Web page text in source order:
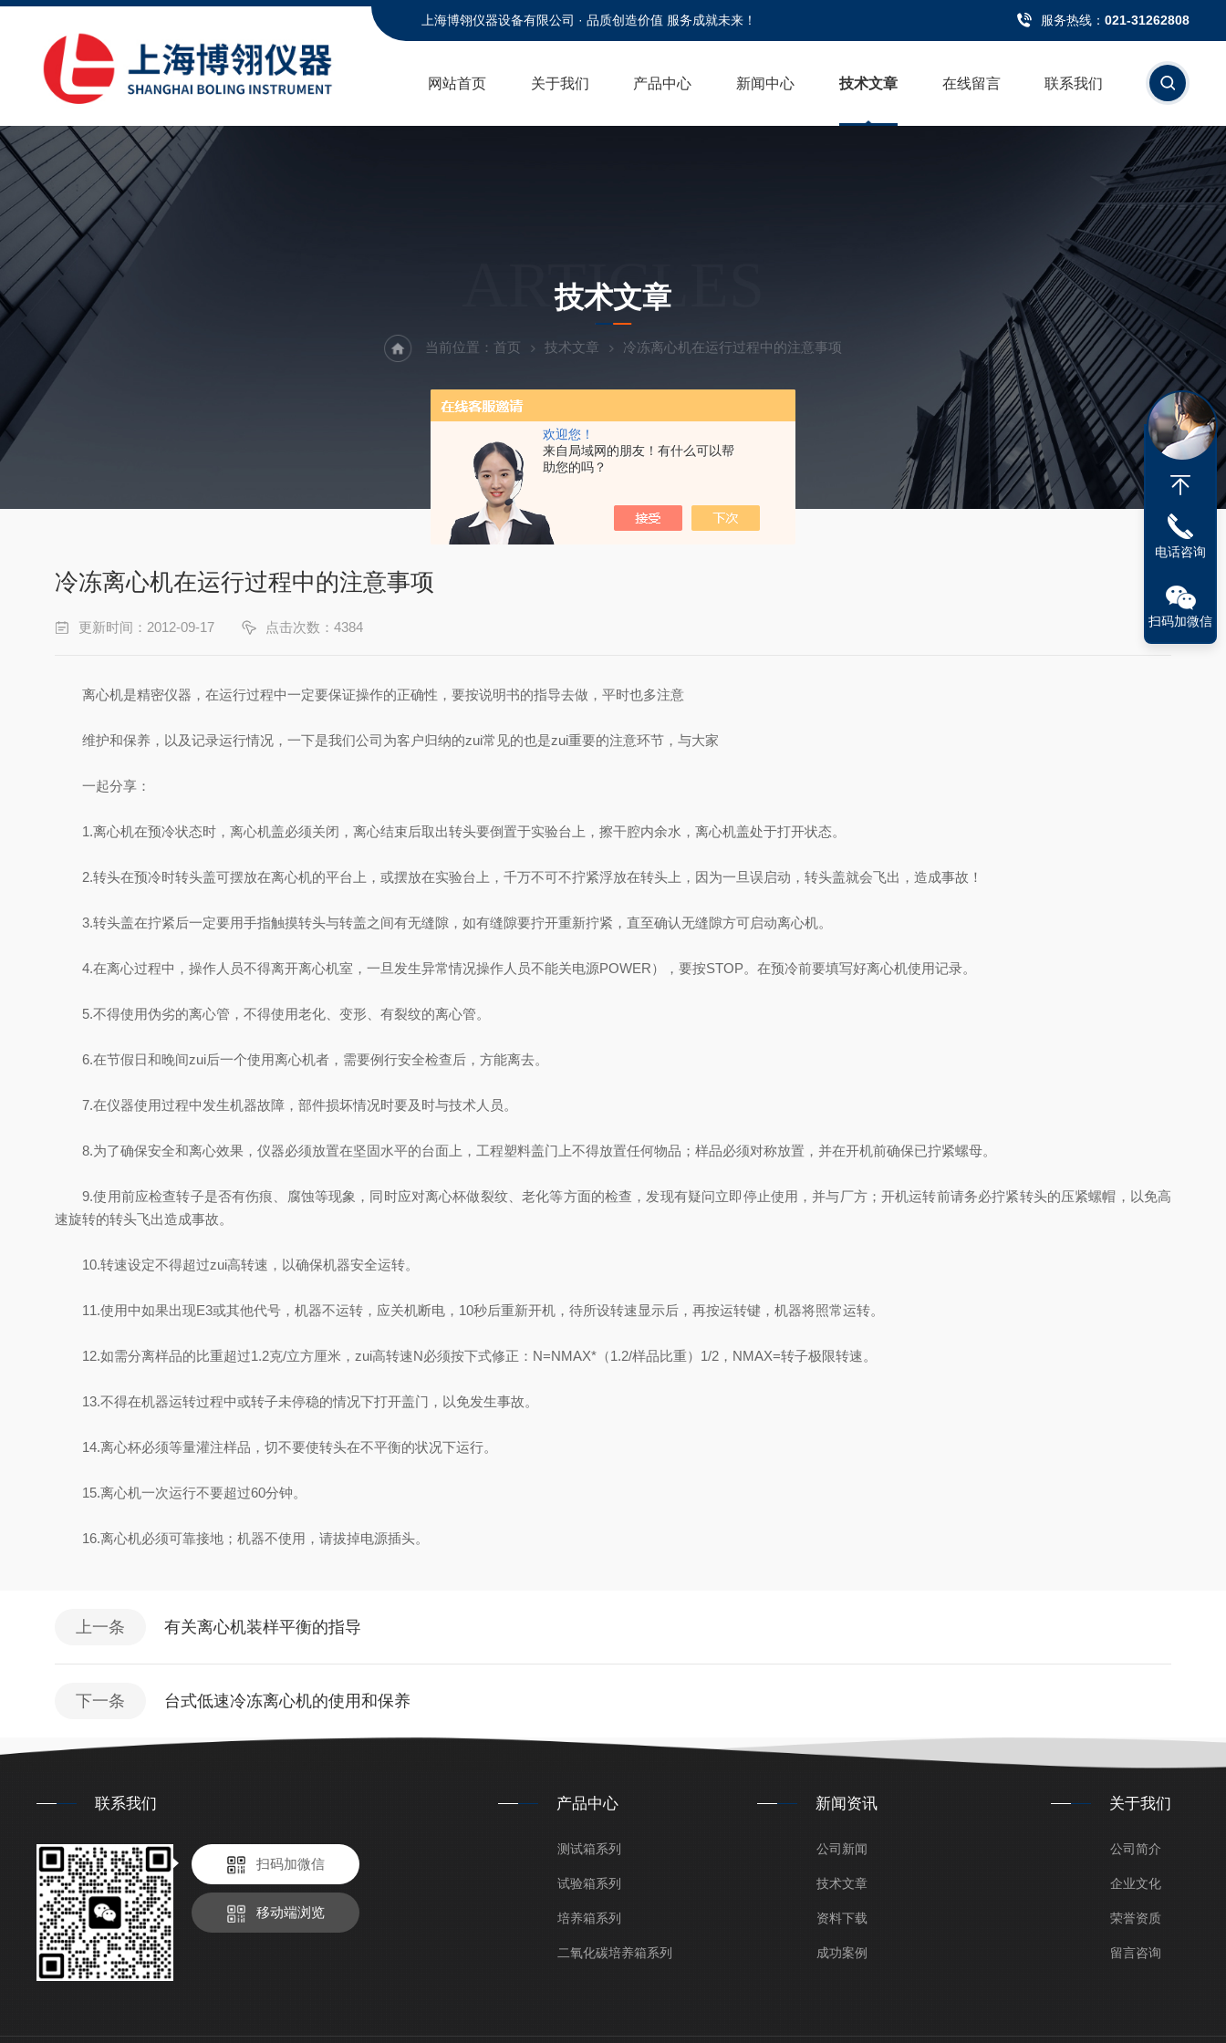
欢迎您！
来自局域网的朋友！有什么可以帮
助您的吗？
上海博翎仪器设备有限公司 · 品质创造价值 服务成就未来！ 服务热线： 021-31262808
网站首页 关于我们 产品中心 新闻中心 技术文章 在线留言 联系我们
ARTICLES
技术文章
当前位置： 首页 技术文章 冷冻离心机在运行过程中的注意事项
冷冻离心机在运行过程中的注意事项
更新时间：2012-09-17 点击次数：4384
离心机是精密仪器，在运行过程中一定要保证操作的正确性，要按说明书的指导去做，平时也多注意
维护和保养，以及记录运行情况，一下是我们公司为客户归纳的zui常见的也是zui重要的注意环节，与大家
一起分享：
1.离心机在预冷状态时，离心机盖必须关闭，离心结束后取出转头要倒置于实验台上，擦干腔内余水，离心机盖处于打开状态。
2.转头在预冷时转头盖可摆放在离心机的平台上，或摆放在实验台上，千万不可不拧紧浮放在转头上，因为一旦误启动，转头盖就会飞出，造成事故！
3.转头盖在拧紧后一定要用手指触摸转头与转盖之间有无缝隙，如有缝隙要拧开重新拧紧，直至确认无缝隙方可启动离心机。
4.在离心过程中，操作人员不得离开离心机室，一旦发生异常情况操作人员不能关电源POWER），要按STOP。在预冷前要填写好离心机使用记录。
5.不得使用伪劣的离心管，不得使用老化、变形、有裂纹的离心管。
6.在节假日和晚间zui后一个使用离心机者，需要例行安全检查后，方能离去。
7.在仪器使用过程中发生机器故障，部件损坏情况时要及时与技术人员。
8.为了确保安全和离心效果，仪器必须放置在坚固水平的台面上，工程塑料盖门上不得放置任何物品；样品必须对称放置，并在开机前确保已拧紧螺母。
9.使用前应检查转子是否有伤痕、腐蚀等现象，同时应对离心杯做裂纹、老化等方面的检查，发现有疑问立即停止使用，并与厂方；开机运转前请务必拧紧转头的压紧螺帽，以免高
速旋转的转头飞出造成事故。
10.转速设定不得超过zui高转速，以确保机器安全运转。
11.使用中如果出现E3或其他代号，机器不运转，应关机断电，10秒后重新开机，待所设转速显示后，再按运转键，机器将照常运转。
12.如需分离样品的比重超过1.2克/立方厘米，zui高转速N必须按下式修正：N=NMAX*（1.2/样品比重）1/2，NMAX=转子极限转速。
13.不得在机器运转过程中或转子未停稳的情况下打开盖门，以免发生事故。
14.离心杯必须等量灌注样品，切不要使转头在不平衡的状况下运行。
15.离心机一次运行不要超过60分钟。
16.离心机必须可靠接地；机器不使用，请拔掉电源插头。
上一条 有关离心机装样平衡的指导
下一条 台式低速冷冻离心机的使用和保养
联系我们
扫码加微信
移动端浏览
产品中心
测试箱系列
试验箱系列
培养箱系列
二氧化碳培养箱系列
新闻资讯
公司新闻
技术文章
资料下载
成功案例
关于我们
公司简介
企业文化
荣誉资质
留言咨询
电话咨询
扫码加微信